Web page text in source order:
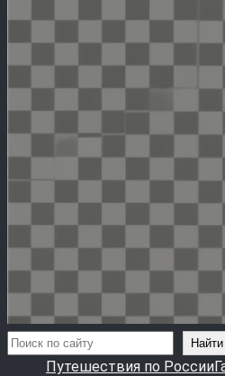
Поиск Найти
Путешествия по России